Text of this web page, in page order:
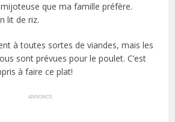
mijoteuse que ma famille préfère.
lit de riz.
à toutes sortes de viandes, mais les
sont prévues pour le poulet. C’est
à faire ce plat!
ANNONCE